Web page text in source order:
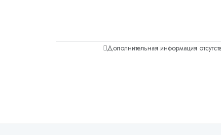
Дополнительная информация